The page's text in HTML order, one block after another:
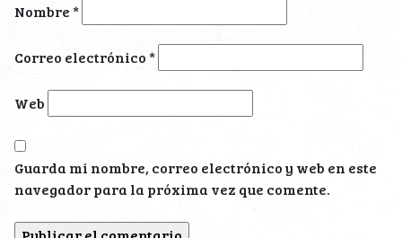
Nombre*
Correo electrónico*
Web
Guarda mi nombre, correo electrónico y web en este
navegador para la próxima vez que comente.